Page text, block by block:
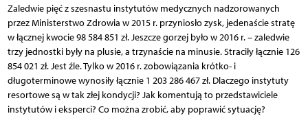
Zaledwie pięć z szesnastu instytutów medycznych nadzorowanych
przez Ministerstwo Zdrowia w 2015 r. przyniosło zysk, jedenaście stratę
w łącznej kwocie 98 584 851 zł. Jeszcze gorzej było w 2016 r. – zaledwie
trzy jednostki były na plusie, a trzynaście na minusie. Straciły łącznie 126
854 021 zł. Jest źle. Tylko w 2016 r. zobowiązania krótko- i
długoterminowe wynosiły łącznie 1 203 286 467 zł. Dlaczego instytuty
resortowe są w tak złej kondycji? Jak komentują to przedstawiciele
instytutów i eksperci? Co można zrobić, aby poprawić sytuację?